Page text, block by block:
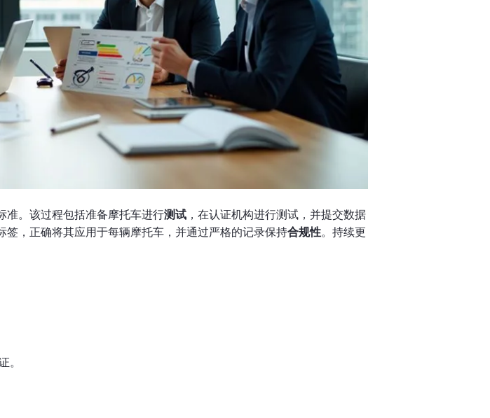
准。该过程包括准备摩托车进行测试，在认证机构进行测试，并提交数据
，正确将其应用于每辆摩托车，并通过严格的记录保持合规性。持续更
。